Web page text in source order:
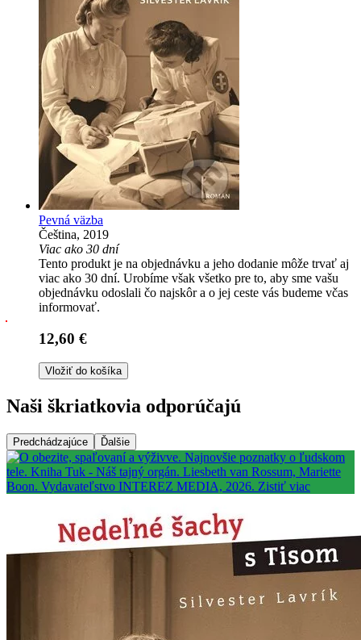
Pevná väzba
Čeština, 2019
Viac ako 30 dní
Tento produkt je na objednávku a jeho dodanie môže trvať aj
viac ako 30 dní. Urobíme však všetko pre to, aby sme vašu
objednávku odoslali čo najskôr a o jej ceste vás budeme včas
informovať.
12,60 €
Vložiť do košíka
Naši škriatkovia odporúčajú
Predchádzajúce Ďalšie